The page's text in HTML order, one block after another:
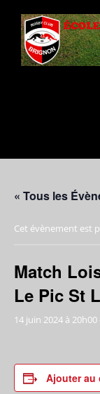
contenu
Ecole
Le
« Tous les
Cet évènement est
Match
Le Pic St
14 juin 2024 à 20h00
Ajouter au